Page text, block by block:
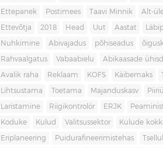
Ettepanek Postimees Taavi Minnik Alt-
Ettevõtja 2018 Head Uut Aastat
Nuhkimine Abivajadus põhiseadus
Rahvaalgatus Vabaabielu Abikaasade
Avalik raha Reklaam KOFS Käibemaks
Lihtsustama Toetama Majanduskasv
Laristamine Riigikontrolör ERJK
Koduke Kulud Valitsussektor Kulude
Eriplaneering Puidurafineerimistehas